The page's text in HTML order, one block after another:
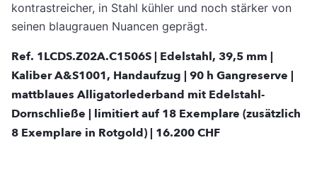
kontrastreicher, in Stahl kühler und noch stärker von
seinen blaugrauen Nuancen geprägt.
Ref. 1LCDS.Z02A.C1506S | Edelstahl, 39,5 mm |
Kaliber A&S1001, Handaufzug | 90 h Gangreserve |
mattblaues Alligatorlederband mit Edelstahl-
Dornschließe | limitiert auf 18 Exemplare (zusätzlich
8 Exemplare in Rotgold) | 16.200 CHF